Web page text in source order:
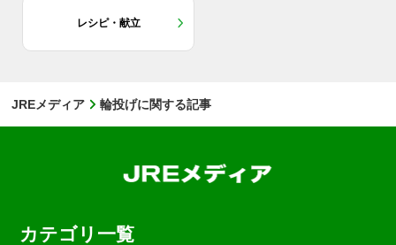
レシピ・献立
JREメディア 輪投げに関する記事
カテゴリ一覧